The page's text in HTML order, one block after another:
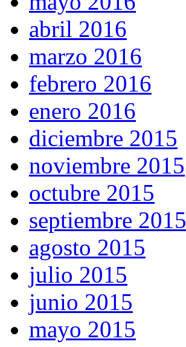
abril 2016
marzo 2016
febrero 2016
enero 2016
diciembre 2015
noviembre 2015
octubre 2015
septiembre 2015
agosto 2015
julio 2015
junio 2015
mayo 2015